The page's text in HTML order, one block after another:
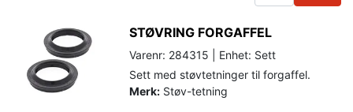
STØVRING FORGAFFEL
Varenr: 284315 | Enhet: Sett
Sett med støvtetninger til forgaffel.
Merk: Støv-tetning